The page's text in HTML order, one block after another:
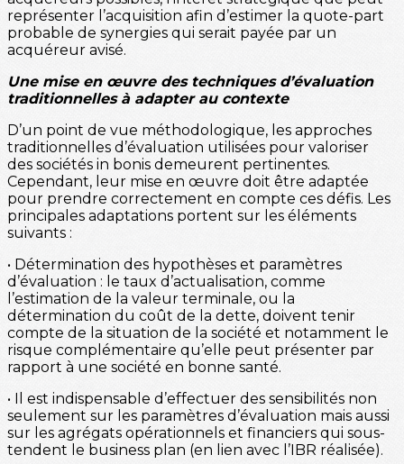
représenter l’acquisition afin d’estimer la quote-part
probable de synergies qui serait payée par un
acquéreur avisé.
Une mise en œuvre des techniques d’évaluation
traditionnelles à adapter au contexte
D’un point de vue méthodologique, les approches
traditionnelles d’évaluation utilisées pour valoriser
des sociétés in bonis demeurent pertinentes.
Cependant, leur mise en œuvre doit être adaptée
pour prendre correctement en compte ces défis. Les
principales adaptations portent sur les éléments
suivants :
• Détermination des hypothèses et paramètres
d’évaluation : le taux d’actualisation, comme
l’estimation de la valeur terminale, ou la
détermination du coût de la dette, doivent tenir
compte de la situation de la société et notamment le
risque complémentaire qu’elle peut présenter par
rapport à une société en bonne santé.
• Il est indispensable d’effectuer des sensibilités non
seulement sur les paramètres d’évaluation mais aussi
sur les agrégats opérationnels et financiers qui sous-
tendent le business plan (en lien avec l’IBR réalisée).